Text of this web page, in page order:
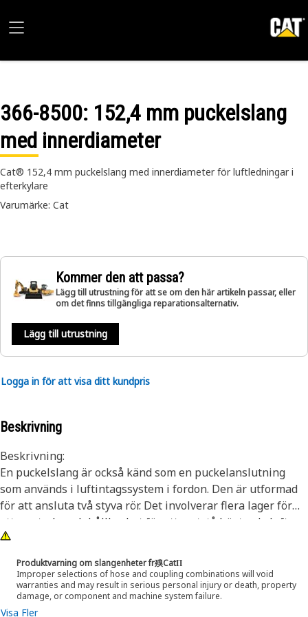
366-8500: 152,4 mm puckelslang
med innerdiameter
Cat® 152,4 mm puckelslang med innerdiameter för luftledningar i
efterkylare
Varumärke: Cat
Kommer den att passa?
Lägg till utrustning för att se om den här artikeln passar, eller
om det finns tillgängliga reparationsalternativ.
Lägg till utrustning
Logga in för att visa ditt kundpris
Beskrivning
Beskrivning:
En puckelslang är också känd som en puckelanslutning
som används i luftintagssystem i fordon. Den är utformad
för att ansluta två styva rör. Det involverar flera lager för
att ge styrka och hållbarhet för att motstå högtrycksluften
som strömmar genom slangen. Den inre ytan är slät för att
säkerställa optimalt luftflöde, medan den yttre ytan ofta är
räfflad eller strukturerad för förbättrat grepp och
motståndskraft mot nötning.
Produktvarning om slangenheter fr殠CatΠ
Improper selections of hose and coupling combinations will void
warranties and may result in serious personal injury or death, property
damage, or component and machine system failure.
Visa Fler